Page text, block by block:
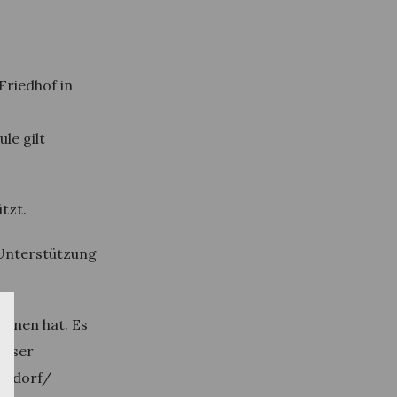
in
gilt
hat. Es